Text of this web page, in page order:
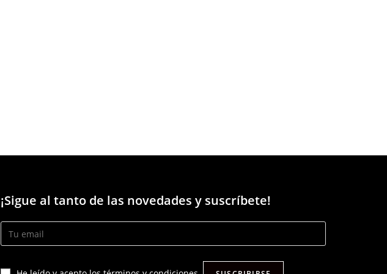
¡Sigue al tanto de las novedades y suscríbete!